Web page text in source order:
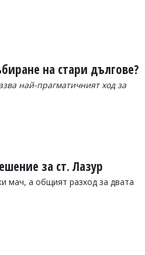
на стари дългове?
най-прагматичният ход за
за ст. Лазур
мач, а общият разход за двата